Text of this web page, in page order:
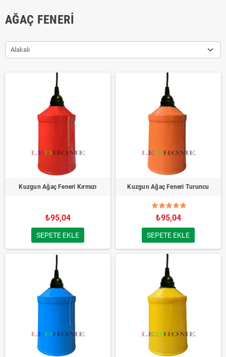
AĞAÇ FENERI
Alakalı
Kuzgun Ağaç Feneri Kırmızı
₺95,04
SEPETE EKLE
Kuzgun Ağaç Feneri Turuncu
₺95,04
SEPETE EKLE